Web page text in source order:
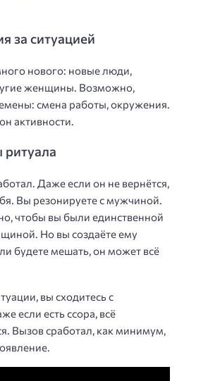
за ситуацией
нового: новые люди,
женщины. Возможно,
смена работы, окружения.
активности.
ритуала
Даже если он не вернётся,
Вы резонируете с мужчиной.
чтобы вы были единственной
Но вы создаёте ему
будете мешать, он может всё
вы сходитесь с
если есть ссора, всё
Вызов сработал, как минимум,